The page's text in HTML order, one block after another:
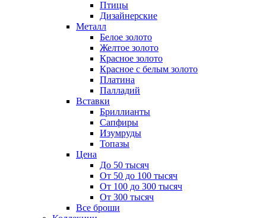
Птицы
Дизайнерские
Металл
Белое золото
Желтое золото
Красное золото
Красное с белым золото
Платина
Палладий
Вставки
Бриллианты
Сапфиры
Изумруды
Топазы
Цена
До 50 тысяч
От 50 до 100 тысяч
От 100 до 300 тысяч
От 300 тысяч
Все броши